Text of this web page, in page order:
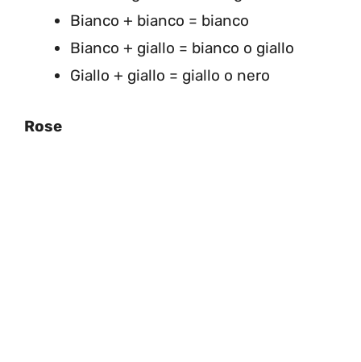
Bianco + bianco = bianco
Bianco + giallo = bianco o giallo
Giallo + giallo = giallo o nero
Rose